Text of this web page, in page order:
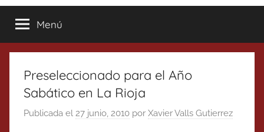
Tonics Gastronomía
Menú
Preseleccionado para el Año
Sabático en La Rioja
Publicada el 27 junio, 2010 por Xavier Valls Gutierrez